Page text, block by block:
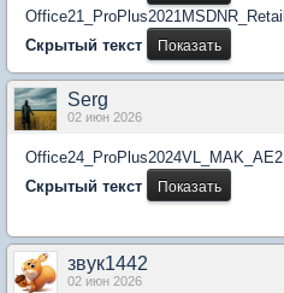
Office21_ProPlus2021MSDNR_Retail
Скрытый текст
Serg
02 июн 2026
Office24_ProPlus2024VL_MAK_AE2
Скрытый текст
звук1442
02 июн 2026